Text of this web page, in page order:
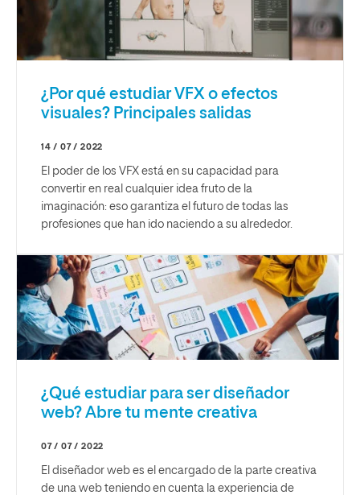
¿Por qué estudiar VFX o efectos
visuales? Principales salidas
14 / 07 / 2022
El poder de los VFX está en su capacidad para
convertir en real cualquier idea fruto de la
imaginación: eso garantiza el futuro de todas las
profesiones que han ido naciendo a su alrededor.
¿Qué estudiar para ser diseñador
web? Abre tu mente creativa
07 / 07 / 2022
El diseñador web es el encargado de la parte creativa
de una web teniendo en cuenta la experiencia de